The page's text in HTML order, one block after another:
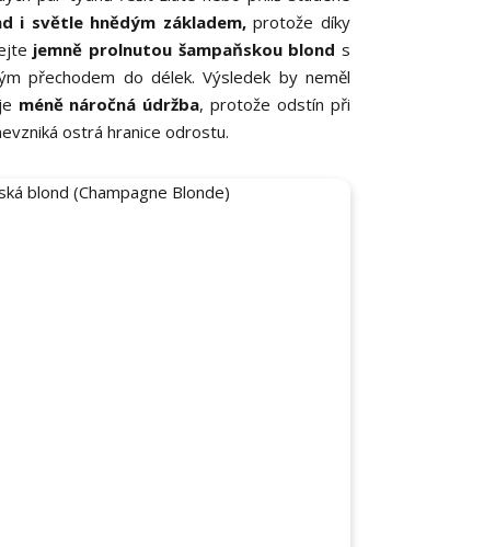
i světle hnědým základem,protože díky
jemně prolnutou šampaňskou blond s
přechodem do délek. Výsledek by neměl
méně náročná údržba, protože odstín při
ostrá hranice odrostu.